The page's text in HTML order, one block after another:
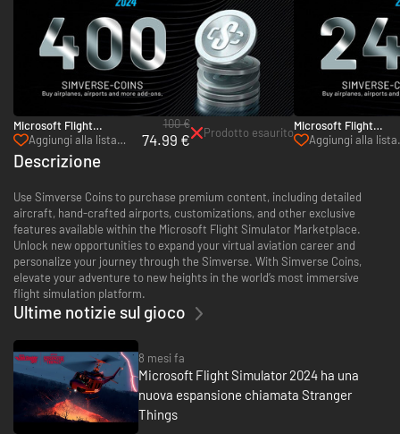
Microsoft Flight
Simulator 2024 - 400
Simverse Coins - PC &
Xbox Series X|S
Aggiungi alla lista
desideri
100 €
74.99 € Prodotto esaurito
Microsoft Flight
Simulator 2024 - 240
Aggiungi alla lista
Descrizione
Use Simverse Coins to purchase premium content, including detailed
aircraft, hand-crafted airports, customizations, and other exclusive
features available within the Microsoft Flight Simulator Marketplace.
Unlock new opportunities to expand your virtual aviation career and
personalize your journey through the Simverse. With Simverse Coins,
elevate your adventure to new heights in the world’s most immersive
flight simulation platform.
Ultime notizie sul gioco
8 mesi fa
Microsoft Flight Simulator 2024 ha una
nuova espansione chiamata Stranger
Things